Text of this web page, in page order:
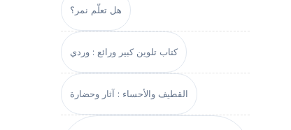
هل تعلّم نمر؟
كتاب تلوين كبير ورائع : وردي
القطيف والأحساء : آثار وحضارة